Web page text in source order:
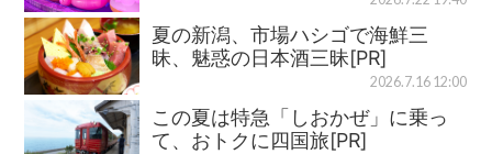
夏の新潟、市場ハシゴで海鮮三
昧、魅惑の日本酒三昧[PR]
2026.7.16 12:00
この夏は特急「しおかぜ」に乗っ
て、おトクに四国旅[PR]